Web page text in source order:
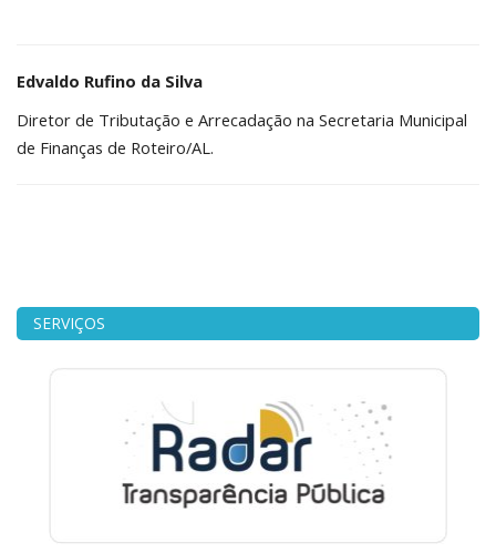
Edvaldo Rufino da Silva
Diretor de Tributação e Arrecadação na Secretaria Municipal
de Finanças de Roteiro/AL.
SERVIÇOS